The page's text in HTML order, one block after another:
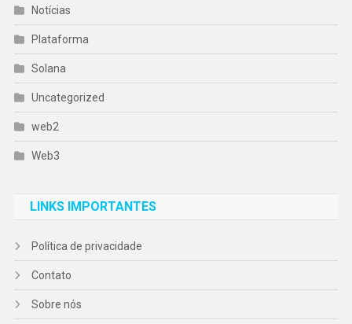
Notícias
Plataforma
Solana
Uncategorized
web2
Web3
LINKS IMPORTANTES
Política de privacidade
Contato
Sobre nós